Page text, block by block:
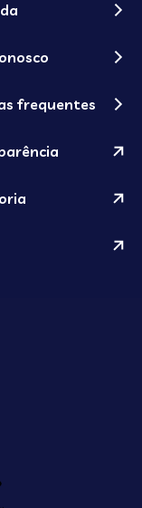
frequentes